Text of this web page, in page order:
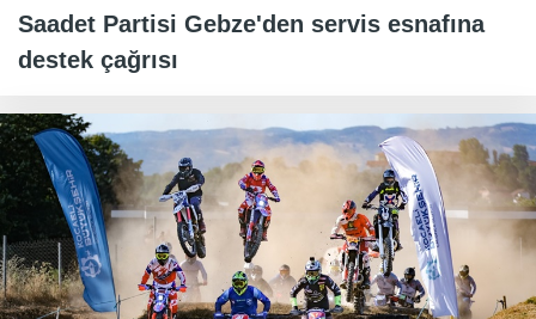
Saadet Partisi Gebze'den servis esnafına
destek çağrısı